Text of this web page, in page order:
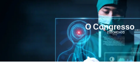
O Congresso